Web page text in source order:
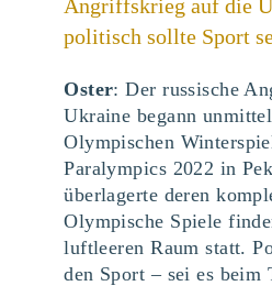
Angriffskrieg auf die
politisch sollte Sport
Oster: Der russische
Ukraine begann
Olympischen
Paralympics 2022 in
überlagerte deren
Olympische Spiele
luftleeren Raum statt.
den Sport – sei es beim